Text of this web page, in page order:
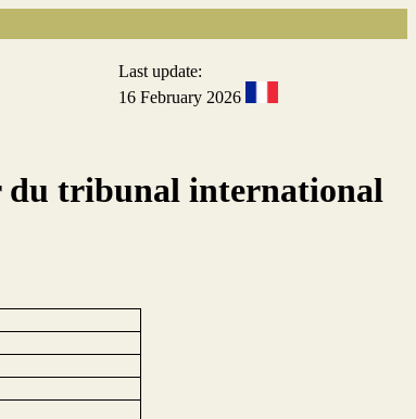
Last update:
16 February 2026
du tribunal international